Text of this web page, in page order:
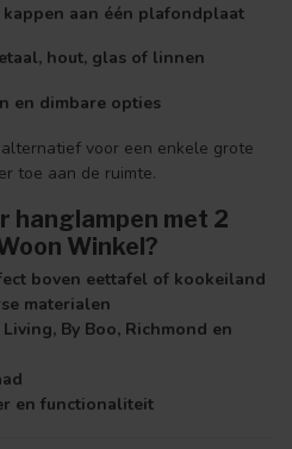
aan één plafondplaat
hout, glas of linnen
en dimbare opties
voor een enkele grote
toe aan de ruimte.
hanglampen met 2
Winkel?
boven eettafel of kookeiland
materialen
By Boo, Richmond en
en functionaliteit